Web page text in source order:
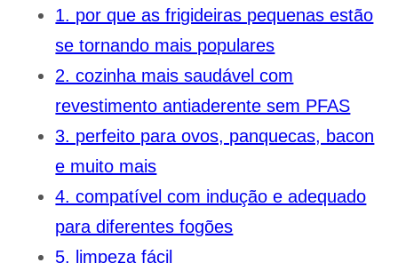
1. por que as frigideiras pequenas estão
se tornando mais populares
2. cozinha mais saudável com
revestimento antiaderente sem PFAS
3. perfeito para ovos, panquecas, bacon
e muito mais
4. compatível com indução e adequado
para diferentes fogões
5. limpeza fácil